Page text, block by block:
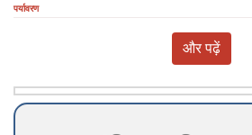
पर्यावरण
और पढ़ें